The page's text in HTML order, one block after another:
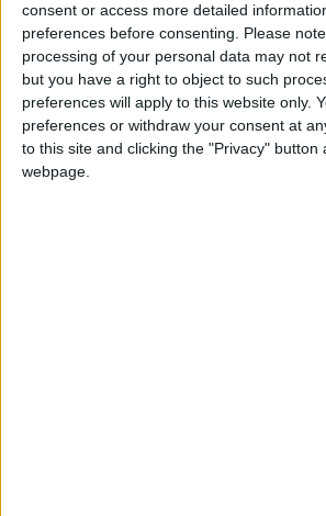
consent or access more detailed
preferences before consenting. Please
processing of your personal data may not
but you have a right to object to such
preferences will apply to this website only.
preferences or withdraw your consent at
to this site and clicking the "Privacy" button
webpage.
seulement deux mois. Pour l’heure, le
qu’aucune offre n’a été faite à ce jour,
Camerounais de 18 ans pourrait être
prêt à Albacete jusqu’à la fin de la saison.
Kofane serait également très courtisé
espagnols ainsi que Lille et Lens l’auraient